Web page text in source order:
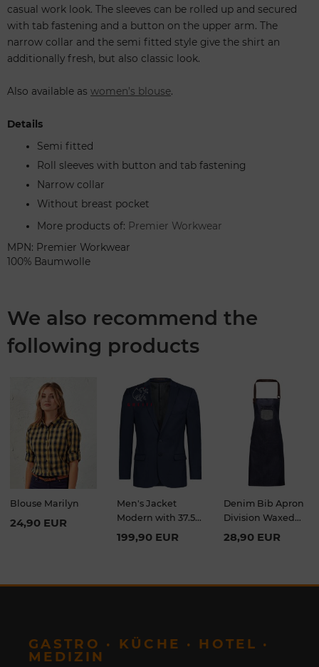
casual work look. The sleeves can be rolled up and secured
with tab fastening and a button on the upper arm. The
narrow collar and the semi fitted style give the shirt an
additionally fresh, but also classic look.
Also available as women’s blouse.
Details
Semi fitted
Roll sleeves with button and tab fastening
Narrow collar
Without breast pocket
More products of: Premier Workwear
MPN: Premier Workwear
100% Baumwolle
We also recommend the
following products
Blouse Marilyn
24,90 EUR
Men's Jacket
Modern with 37.5
Slim Fit
199,90 EUR
Denim Bib Apron
Division Waxed
Look
28,90 EUR
GASTRO · KÜCHE · HOTEL ·
MEDIZIN